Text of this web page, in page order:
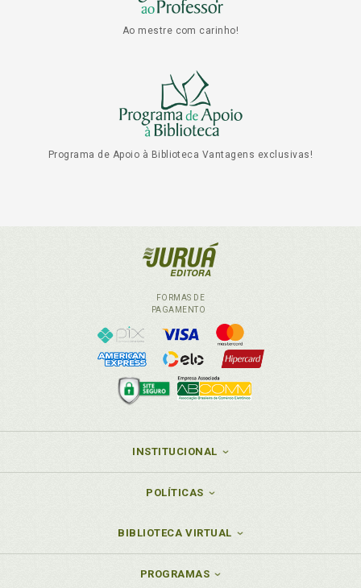
Ao mestre com carinho!
Programa de Apoio à Biblioteca Vantagens exclusivas!
FORMAS DE
PAGAMENTO
INSTITUCIONAL
POLÍTICAS
BIBLIOTECA VIRTUAL
PROGRAMAS